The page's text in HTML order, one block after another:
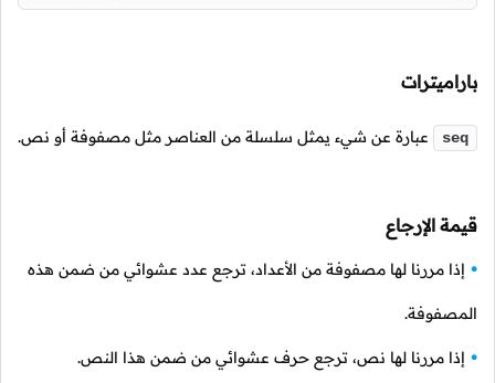
باراميترات
seq عبارة عن شيء يمثل سلسلة من العناصر مثل مصفوفة أو نص.
قيمة الإرجاع
إذا مررنا لها مصفوفة من الأعداد، ترجع عدد عشوائي من ضمن هذه
المصفوفة.
إذا مررنا لها نص، ترجع حرف عشوائي من ضمن هذا النص.